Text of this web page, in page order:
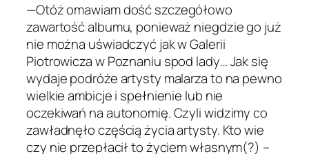
—Otóż omawiam dość szczegółowo
zawartość albumu, ponieważ niegdzie go już
nie można uświadczyć jak w Galerii
Piotrowicza w Poznaniu spod lady… Jak się
wydaje podróże artysty malarza to na pewno
wielkie ambicje i spełnienie lub nie
oczekiwań na autonomię. Czyli widzimy co
zawładnęło częścią życia artysty. Kto wie
czy nie przepłacił to życiem własnym(?) –